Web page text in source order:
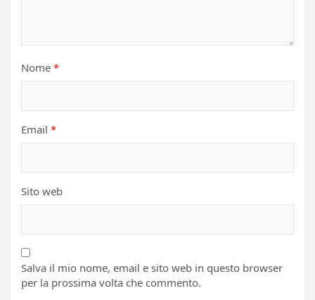
Nome *
Email *
Sito web
Salva il mio nome, email e sito web in questo browser
per la prossima volta che commento.